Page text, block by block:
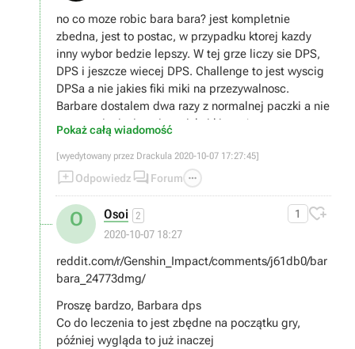
no co moze robic bara bara? jest kompletnie
zbedna, jest to postac, w przypadku ktorej kazdy
inny wybor bedzie lepszy. W tej grze liczy sie DPS,
DPS i jeszcze wiecej DPS. Challenge to jest wyscig
DPSa a nie jakies fiki miki na przezywalnosc.
Barbare dostalem dwa razy z normalnej paczki a nie
promocyjnej wiec nie wciskaj kitow ;)
Pokaż całą wiadomość
[wyedytowany przez Drackula 2020-10-07 17:27:45]
Odpowiedz  Forum 
O Osoi 2
2020-10-07 18:27
1 
reddit.com/r/Genshin_Impact/comments/j61db0/bar
bara_24773dmg/
Proszę bardzo, Barbara dps
Co do leczenia to jest zbędne na początku gry,
później wygląda to już inaczej